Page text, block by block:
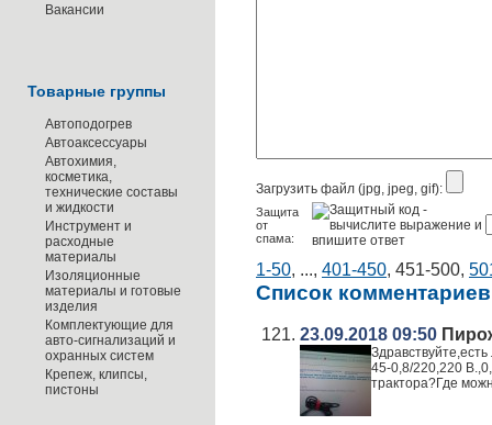
Вакансии
Товарные группы
Автоподогрев
Автоаксессуары
Автохимия,
косметика,
технические составы
и жидкости
Инструмент и
расходные
материалы
Изоляционные
материалы и готовые
изделия
Комплектующие для
авто-сигнализаций и
охранных систем
Крепеж, клипсы,
пистоны
Загрузить файл (jpg, jpeg, gif):
Защита
от
спама:
1-50, ..., 401-450, 451-500,
Список комментариев
23.09.2018 09:50
45-0,8/220,220
трактора?Где